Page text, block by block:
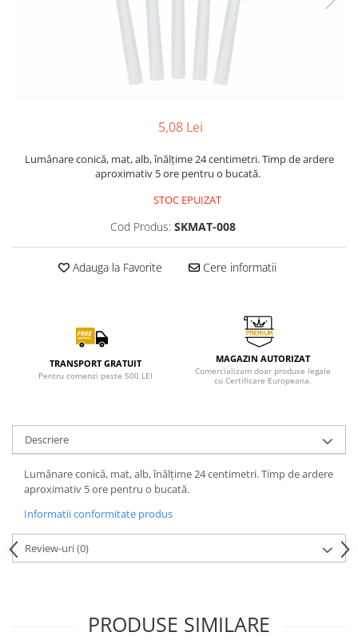
5,08 Lei
Lumânare conică, mat, alb, înălțime 24 centimetri. Timp de ardere
aproximativ 5 ore pentru o bucată.
STOC EPUIZAT
Cod Produs: SKMAT-008
Adauga la Favorite Cere informatii
TRANSPORT GRATUIT
Pentru comenzi peste 500 LEI
MAGAZIN AUTORIZAT
Comercializam doar produse legale
cu Certificare Europeana.
Descriere
Lumânare conică, mat, alb, înălțime 24 centimetri. Timp de ardere
aproximativ 5 ore pentru o bucată.
Informatii conformitate produs
Review-uri(0)
PRODUSE SIMILARE